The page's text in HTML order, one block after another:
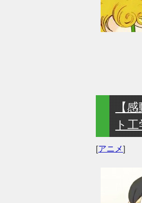
【
ト
[アニメ]